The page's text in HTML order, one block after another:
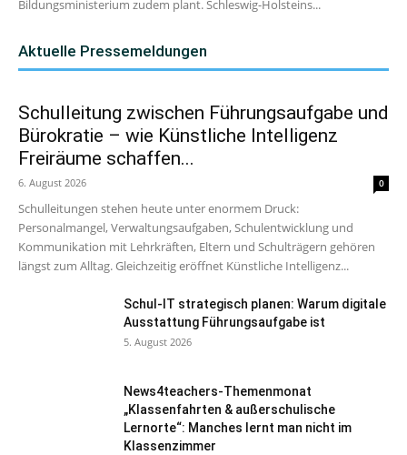
Bildungsministerium zudem plant. Schleswig-Holsteins...
Aktuelle Pressemeldungen
Schulleitung zwischen Führungsaufgabe und
Bürokratie – wie Künstliche Intelligenz
Freiräume schaffen...
6. August 2026 0
Schulleitungen stehen heute unter enormem Druck:
Personalmangel, Verwaltungsaufgaben, Schulentwicklung und
Kommunikation mit Lehrkräften, Eltern und Schulträgern gehören
längst zum Alltag. Gleichzeitig eröffnet Künstliche Intelligenz...
Schul-IT strategisch planen: Warum digitale
Ausstattung Führungsaufgabe ist
5. August 2026
News4teachers-Themenmonat
„Klassenfahrten & außerschulische
Lernorte“: Manches lernt man nicht im
Klassenzimmer